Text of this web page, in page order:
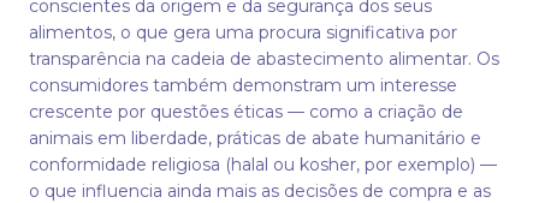
conscientes da origem e da segurança dos seus
alimentos, o que gera uma procura significativa por
transparência na cadeia de abastecimento alimentar. Os
consumidores também demonstram um interesse
crescente por questões éticas — como a criação de
animais em liberdade, práticas de abate humanitário e
conformidade religiosa (halal ou kosher, por exemplo) —
o que influencia ainda mais as decisões de compra e as